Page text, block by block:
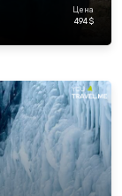
Цена
494 $